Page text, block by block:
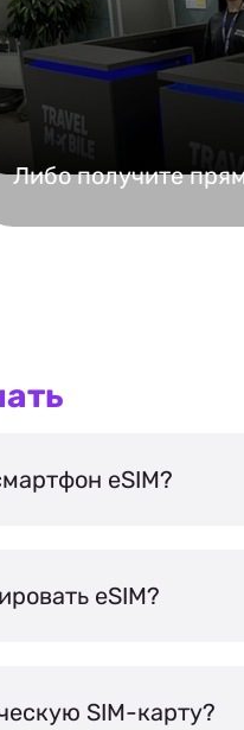
Либо получите
eSIM?
eSIM?
SIM-карту?